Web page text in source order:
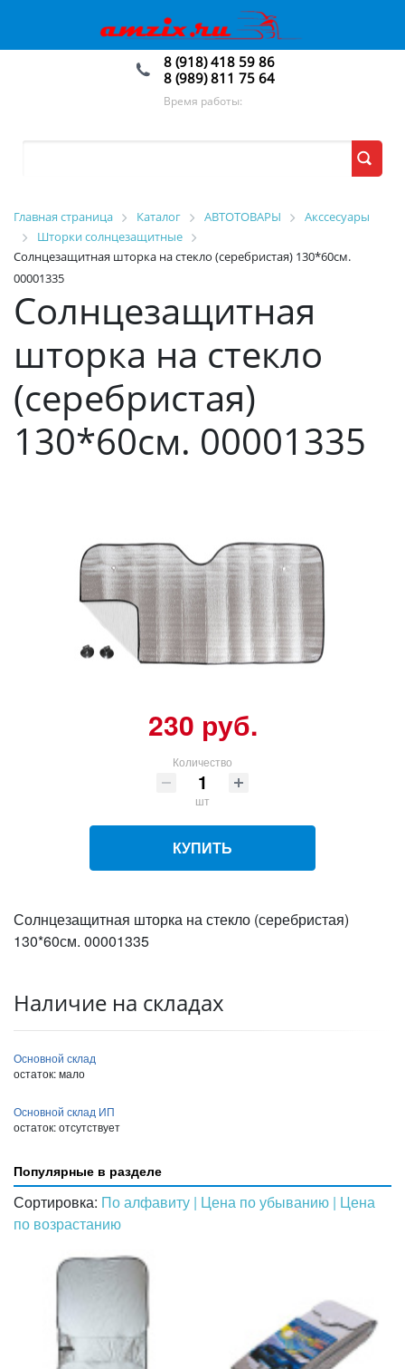
8 (918) 418 59 86
8 (989) 811 75 64
Время работы:
Главная страница Каталог АВТОТОВАРЫ
Акссесуары
Шторки солнцезащитные
Солнцезащитная шторка на стекло (серебристая) 130*60см.
00001335
Солнцезащитная
шторка на стекло
(серебристая)
130*60см. 00001335
230 руб.
Количество
шт
КУПИТЬ
Солнцезащитная шторка на стекло (серебристая)
130*60см. 00001335
Наличие на складах
Основной склад
остаток:мало
Основной склад ИП
остаток:отсутствует
Популярные в разделе
Сортировка: По алфавиту | Цена по убыванию | Цена
по возрастанию